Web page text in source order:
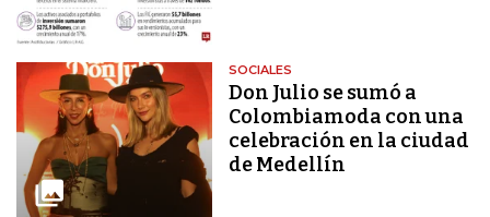
SOCIALES
Don Julio se sumó a
Colombiamoda con una
celebración en la ciudad
de Medellín